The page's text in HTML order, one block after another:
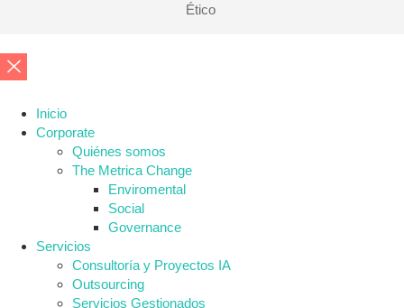
Ético
Inicio
Corporate
Quiénes somos
The Metrica Change
Enviromental
Social
Governance
Servicios
Consultoría y Proyectos IA
Outsourcing
Servicios Gestionados